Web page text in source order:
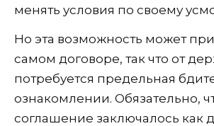
менять условия по своему
Но эта возможность может
самом договоре, так что от
потребуется предельная
ознакомлении. Обязательно,
соглашение заключалось как